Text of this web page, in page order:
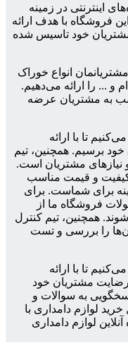
اینترنتی در زمینه
فروشگاه با هدف ارائه
خود تاسیس شده
انواع خوراک
و ... را ارائه می‌دهیم.
به مشتریان عرضه
تا با ارائه
برسیم. همچنین، تیم
نیازهای مشتریان است.
کیفیت و قیمت مناسب
برای شماست. برای
فروشگاه ما از
همچنین، تیم کنترل
را بررسی و تست
تا با ارائه
مشتریان خود
به سوالات و
لوازم دامداری با
لوازم دامداری